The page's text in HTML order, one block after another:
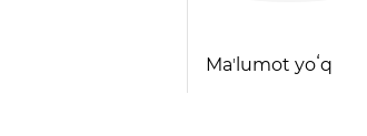
Maʼlumot yoʻq